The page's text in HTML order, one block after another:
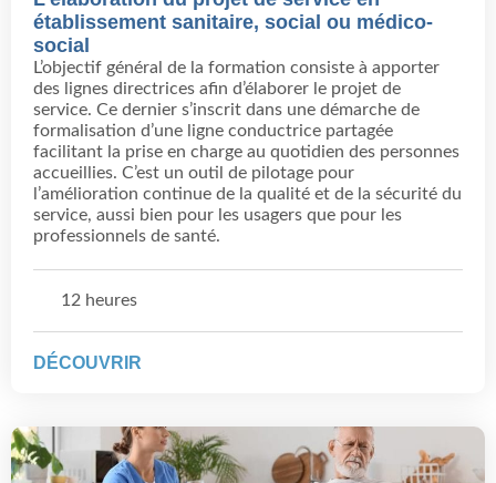
établissement sanitaire, social ou médico-
social
L’objectif général de la formation consiste à apporter
des lignes directrices afin d’élaborer le projet de
service. Ce dernier s’inscrit dans une démarche de
formalisation d’une ligne conductrice partagée
facilitant la prise en charge au quotidien des personnes
accueillies. C’est un outil de pilotage pour
l’amélioration continue de la qualité et de la sécurité du
service, aussi bien pour les usagers que pour les
professionnels de santé.
12 heures
DÉCOUVRIR